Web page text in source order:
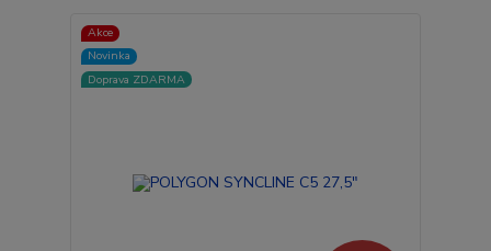
Akce
Novinka
Doprava ZDARMA